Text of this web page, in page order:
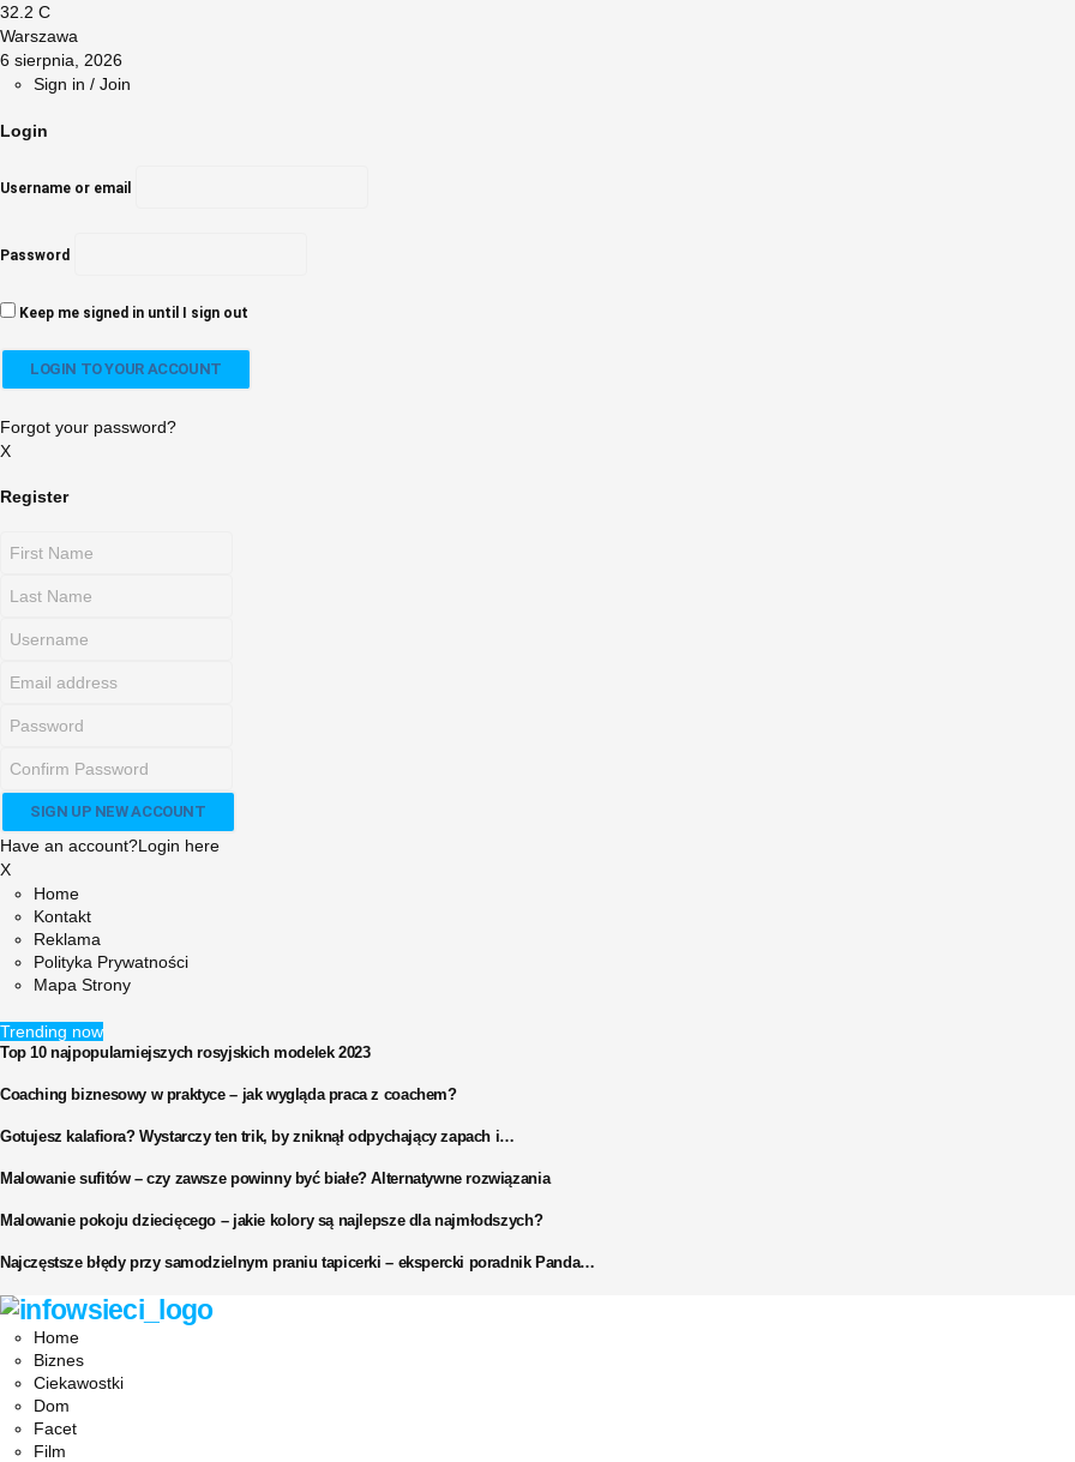
32.2 C
Warszawa
6 sierpnia, 2026
Sign in / Join
Login
Username or email
Password
Keep me signed in until I sign out
Forgot your password?
X
Register
Have an account?Login here
X
Home
Kontakt
Reklama
Polityka Prywatności
Mapa Strony
Trending now
Top 10 najpopularniejszych rosyjskich modelek 2023
Coaching biznesowy w praktyce – jak wygląda praca z coachem?
Gotujesz kalafiora? Wystarczy ten trik, by zniknął odpychający zapach i…
Malowanie sufitów – czy zawsze powinny być białe? Alternatywne rozwiązania
Malowanie pokoju dziecięcego – jakie kolory są najlepsze dla najmłodszych?
Najczęstsze błędy przy samodzielnym praniu tapicerki – ekspercki poradnik Panda…
Facebook
Twitter
Instagram
Pinterest
Youtube
Snapchat
Home
Biznes
Ciekawostki
Dom
Facet
Film